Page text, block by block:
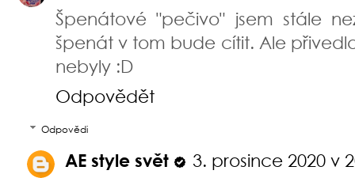
Špenátové "pečivo" jsem stále
špenát v tom bude cítit. Ale
nebyly :D
Odpovědět
Odpovědi
AE style svět
3. prosince 2020 v